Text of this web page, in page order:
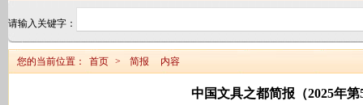
请输入关键字：
您的当前位置： 首页 > 简报 内容
中国文具之都简报（2025年第